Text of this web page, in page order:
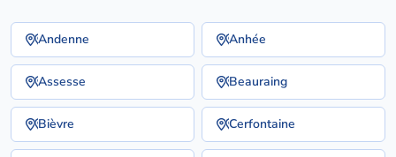
Andenne Anhée
Assesse Beauraing
Bièvre Cerfontaine